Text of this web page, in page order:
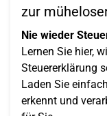
zur
Nie wieder
Lernen Sie hier,
Steuererklärung
Laden Sie
erkennt und